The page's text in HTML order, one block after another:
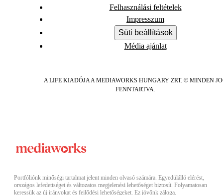
Felhasználási feltételek
Impresszum
Süti beállítások
Média ajánlat
A LIFE KIADÓJA A MEDIAWORKS HUNGARY ZRT. © MINDEN
FENNTARTVA.
Portfóliónk minőségi tartalmat jelent minden olvasó számára. Egyedülálló elérést,
országos lefedettséget és változatos megjelenési lehetőséget biztosít. Folyamatosan
keressük az új irányokat és fejlődési lehetőségeket. Ez jövőnk záloga.